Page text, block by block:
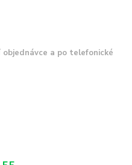
a po telefonické